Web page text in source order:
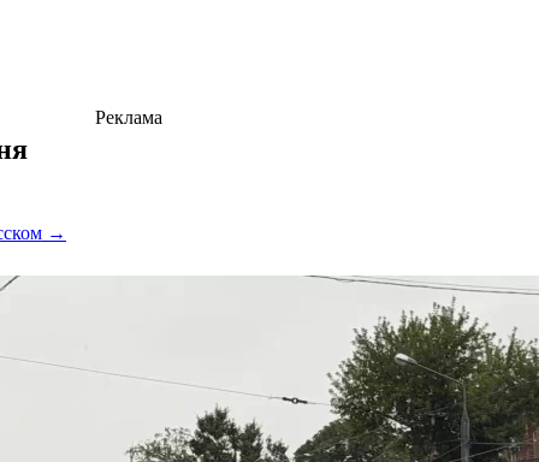
→
Реклама